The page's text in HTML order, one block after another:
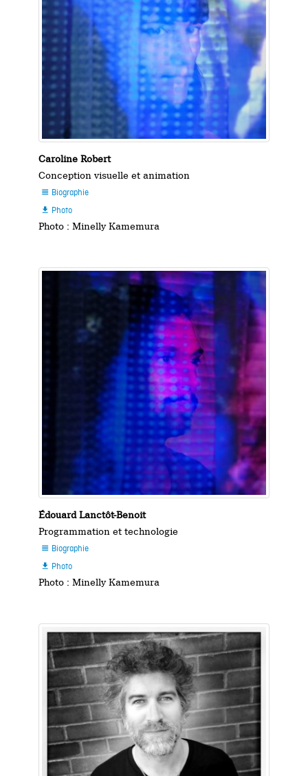
Caroline Robert
Conception visuelle et animation
 Biographie
 Photo
Photo : Minelly Kamemura
Édouard Lanctôt-Benoit
Programmation et technologie
 Biographie
 Photo
Photo : Minelly Kamemura